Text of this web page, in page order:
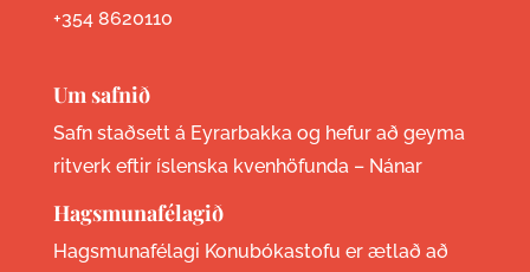
+354 8620110
Um safnið
Safn staðsett á Eyrarbakka og hefur að geyma
ritverk eftir íslenska kvenhöfunda – Nánar
Hagsmunafélagið
Hagsmunafélagi Konubókastofu er ætlað að